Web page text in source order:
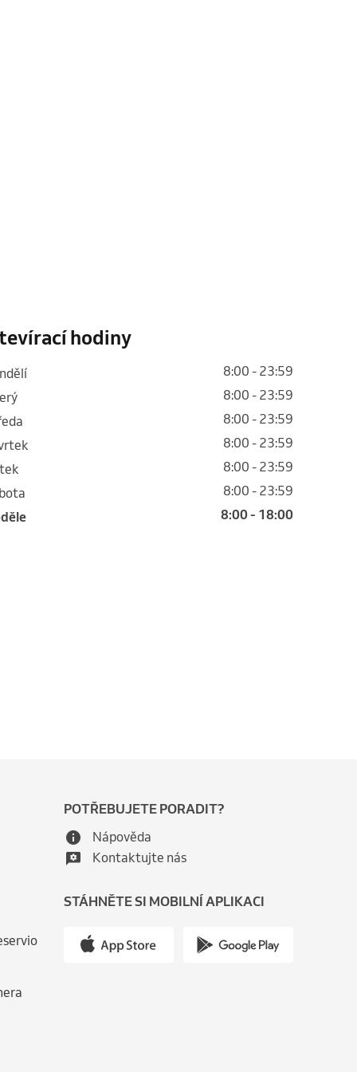
hodiny
8:00 - 23:59
8:00 - 23:59
8:00 - 23:59
8:00 - 23:59
8:00 - 23:59
8:00 - 23:59
8:00 - 18:00
POTŘEBUJETE PORADIT?
Nápověda
Kontaktujte nás
STÁHNĚTE SI MOBILNÍ APLIKACI